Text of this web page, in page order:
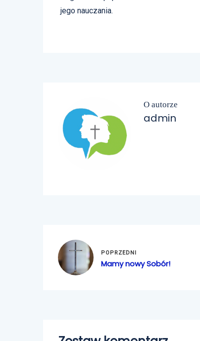
jego nauczania.
O autorze
admin
POPRZEDNI
Mamy nowy Sobór!